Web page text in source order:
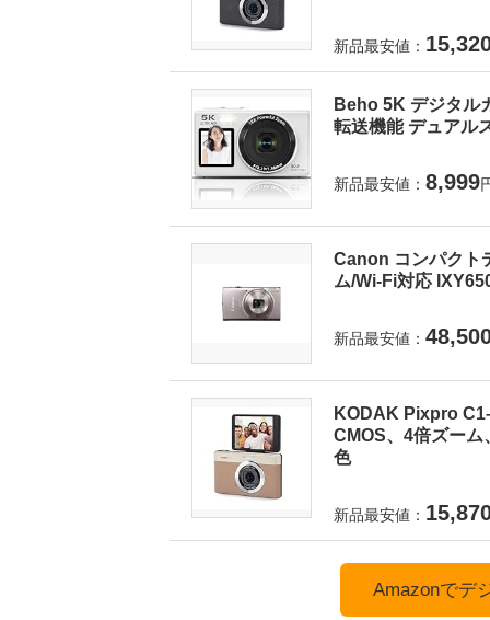
新品最安値：
Beho 5K デジタル
転送機能 デュアル
新品最安値： 8,999
Canon コンパクト
ム/Wi-Fi対応
新品最安値：
KODAK Pixpro
CMOS、4倍ズー
色
新品最安値：
Amazonでデ